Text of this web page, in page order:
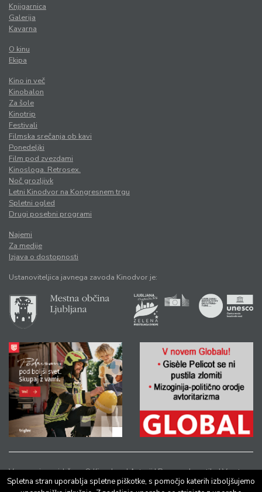
Knjigarnica
Galerija
Kavarna
O kinu
Ekipa
Kino in več
Kinobalon
Za šole
Kinotrip
Festivali
Filmska srečanja ob kavi
Ponedeljki
Film pod zvezdami
Kinosloga. Retrosex.
Noč grozljivk
Letni Kinodvor na Kongresnem trgu
Spletni ogled
Drugi posebni programi
Najemi
Za medije
Izjava o dostopnosti
Ustanoviteljica javnega zavoda Kinodvor je:
Vse pravice pridržane © Kinodvor |Avtorji|Pravno obvestilo|Varstvo
osebnih podatkov
Spletna stran uporablja spletne piškotke, s pomočjo katerih izboljšujemo